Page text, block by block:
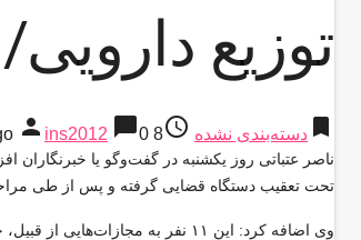
توزیع دارویی/ ۱۱ نفر محکوم‌شدند
bookmark دسته‌بندی نشده access_time
8 months ago
person ins2012 chat_bubble0
ناصر عتباتی روز یکشنبه در گفت‌وگو یا خبرنگاران
تحت تعقیب دستگاه قضایی گرفته و پس از طی
وی اضافه کرد: این ۱۱ نفر به مجازات‌هایی از قبیل، حبس، شلاق، جزای نقدی و پرداخت پنج برابر ارزش کالا